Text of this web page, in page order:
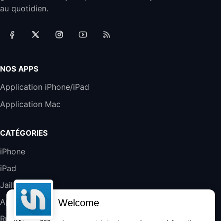
Filaire avec Microphone Antibruit Pour
Téléphones de Bureau
Harman Kardon SoundSticks 5 Haut-Parleur
289,47€
Galaxy S25 FE 6,7\" 5G Nano SIM 128 Go
Blanc
357,4€
Jeu FIFA 20 sur PC (code à télécharger)
au quotidien.
NOS APPS
Application iPhone/iPad
Application Mac
CATÉGORIES
iPhone
iPad
Jailbreak
Applications
Rumeurs
Welcome